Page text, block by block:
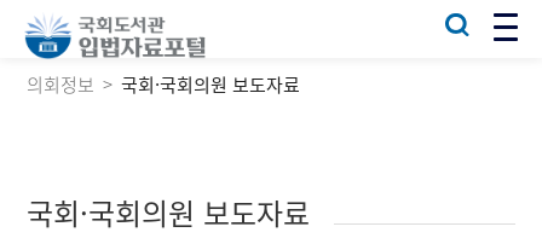
의회정보 국회·국회의원 보도자료
국회·국회의원 보도자료